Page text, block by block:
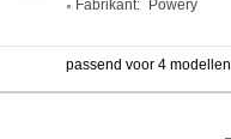
Fabrikant:
Powery
passend voor 4 modellen